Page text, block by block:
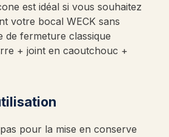
est idéal si vous souhaitez
votre bocal WECK sans
de fermeture classique
+ joint en caoutchouc +
pour la mise en conserve